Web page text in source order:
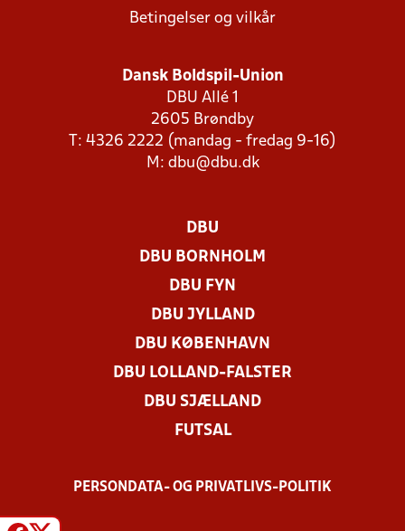
Betingelser og vilkår
Dansk Boldspil-Union
DBU Allé 1
2605 Brøndby
T: 4326 2222 (mandag - fredag 9-16)
M: dbu@dbu.dk
DBU
DBU BORNHOLM
DBU FYN
DBU JYLLAND
DBU KØBENHAVN
DBU LOLLAND-FALSTER
DBU SJÆLLAND
FUTSAL
PERSONDATA- OG PRIVATLIVS-POLITIK